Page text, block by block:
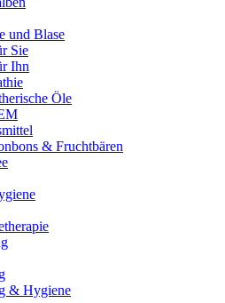
und Blase
Sie
Ihn
Öle
& Fruchtbären
& Hygiene